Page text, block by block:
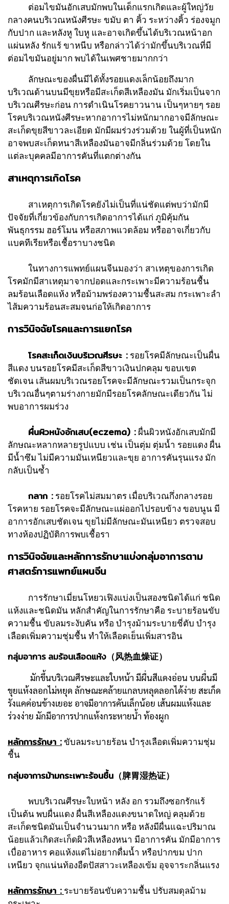
ต่อมไขมันอักเสบมักพบในเด็กแรกเกิดและผู้ใหญ่วัย
กลางคนบริเวณหนังศีรษะ ขมับ ตา คิ้ว ระหว่างคิ้ว ร่องจมูก
กับปาก และหลังหู ใบหู และอาจเกิดขึ้นได้บริเวณหน้าอก
แผ่นหลัง รักแร้ ขาหนีบ หรือกล่าวได้ว่ามักขึ้นบริเวณที่มี
ต่อมไขมันอยู่มาก พบได้ในเพศชายมากกว่า
ลักษณะของผื่นมีได้ทั้งรอยแดงเล็กน้อยถึงมาก
บริเวณด้านบนมีขุยหรือมีสะเก็ดสีเหลืองมัน มักเริ่มเป็นจาก
บริเวณศีรษะก่อน การดำเนินโรคยาวนาน เป็นๆหายๆ รอย
โรคบริเวณหนังศีรษะหากอาการไม่หนักมากอาจมีลักษณะ
สะเก็ดขุยสีขาวละเอียด มักมีผมร่วงร่วมด้วย ในผู้ที่เป็นหนัก
อาจพบสะเก็ดหนาสีเหลืองมันอาจมีกลิ่นร่วมด้วย โดยใน
แต่ละบุคคลมีอาการคันที่แตกต่างกัน
สาเหตุการเกิดโรค
สาเหตุการเกิดโรคยังไม่เป็นที่แน่ชัดแต่พบว่ามักมี
ปัจจัยที่เกี่ยวข้องกับการเกิดอาการได้แก่ ภูมิคุ้มกัน
พันธุกรรม ฮอร์โมน หรือสภาพแวดล้อม หรืออาจเกี่ยวกับ
แบคทีเรียหรือเชื้อราบางชนิด
ในทางการแพทย์แผนจีนมองว่า สาเหตุของการเกิด
โรคมักมีสาเหตุมาจากปอดและกระเพาะมีความร้อนชื้น
ลมร้อนเลือดแห้ง หรือม้ามพร่องความชื้นสะสม กระเพาะลำ
ไส้มความร้อนสะสมจนก่อให้เกิดอาการ
การวินิจฉัยโรคและการแยกโรค
โรคสะเก็ดเงินบริเวณศีรษะ : รอยโรคมีลักษณะเป็นผื่น
สีแดง บนรอยโรคมีสะเก็ดสีขาวเงินปกคลุม ขอบเขต
ชัดเจน เส้นผมบริเวณรอยโรคจะมีลักษณะรวมเป็นกระจุก
บริเวณอื่นๆตามร่างกายมักมีรอยโรคลักษณะเดียวกัน ไม่
พบอาการผมร่วง
ผื่นผิวหนังอักเสบ(eczema) : ผื่นผิวหนังอักเสบมักมี
ลักษณะหลากหลายรูปแบบ เช่น เป็นตุ่ม ตุ่มน้ำ รอยแดง ผื่น
มีน้ำซึม ไม่มีความมันเหนียวและขุย อาการคันรุนแรง มัก
กลับเป็นซ้ำ
กลาก : รอยโรคไม่สมมาตร เมื่อบริเวณกึ่งกลางรอย
โรคหาย รอยโรคจะมีลักษณะแผ่ออกไปรอบข้าง ขอบนูน มี
อาการอักเสบชัดเจน ขุยไม่มีลักษณะมันเหนียว ตรวจสอบ
ทางห้องปฏิบัติการพบเชื้อรา
การวินิจฉัยและหลักการรักษาแบ่งกลุ่มอาการตาม
ศาสตร์การแพทย์แผนจีน
การรักษาเมี่ยนโหยวเฟิงแบ่งเป็นสองชนิดได้แก่ ชนิด
แห้งและชนิดมัน หลักสำคัญในการรักษาคือ ระบายร้อนขับ
ความชื้น ขับลมระงับคัน หรือ บำรุงม้ามระบายชี่ตับ บำรุง
เลือดเพิ่มความชุ่มชื้น ทำให้เลือดเย็นเพิ่มสารอิน
กลุ่มอาการ ลมร้อนเลือดแห้ง（风热血燥证）
มักขึ้นบริเวณศีรษะและใบหน้า มีผื่นสีแดงอ่อน บนผื่นมี
ขุยแห้งลอกไม่หยุด ลักษณะคล้ายแกลบหลุดลอกได้ง่าย สะเก็ด
รังแคค่อนข้างเยอะ อาจมีอาการคันเล็กน้อย เส้นผมแห้งและ
ร่วงง่าย มักมีอาการปากแห้งกระหายน้ำ ท้องผูก
หลักการรักษา :ขับลมระบายร้อน บำรุงเลือดเพิ่มความชุ่ม
ชื้น
กลุ่มอาการม้ามกระเพาะร้อนชื้น（脾胃湿热证）
พบบริเวณศีรษะใบหน้า หลัง อก รวมถึงซอกรักแร้
เป็นต้น พบผื่นแดง ผื่นสีเหลืองแดงขนาดใหญ่ คลุมด้วย
สะเก็ดชนิดมันเป็นจำนวนมาก หรือ หลังมีผื่นแฉะปริมาณ
น้อยแล้วเกิดสะเก็ดผิวสีเหลืองหนา มีอาการคัน มักมีอาการ
เบื่ออาหาร คอแห้งแต่ไม่อยากดื่มน้ำ หรือปากขม ปาก
เหนียว จุกแน่นท้องอืดปัสสาวะเหลืองเข้ม อุจจาระกลิ่นแรง
หลักการรักษา : ระบายร้อนขับความชื้น ปรับสมดุลม้าม